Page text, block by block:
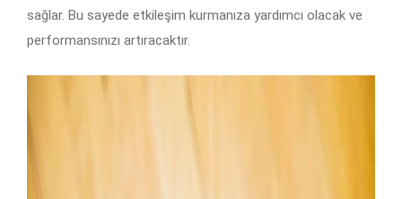
sağlar. Bu sayede etkileşim kurmanıza yardımcı olacak ve
performansınızı artıracaktır.